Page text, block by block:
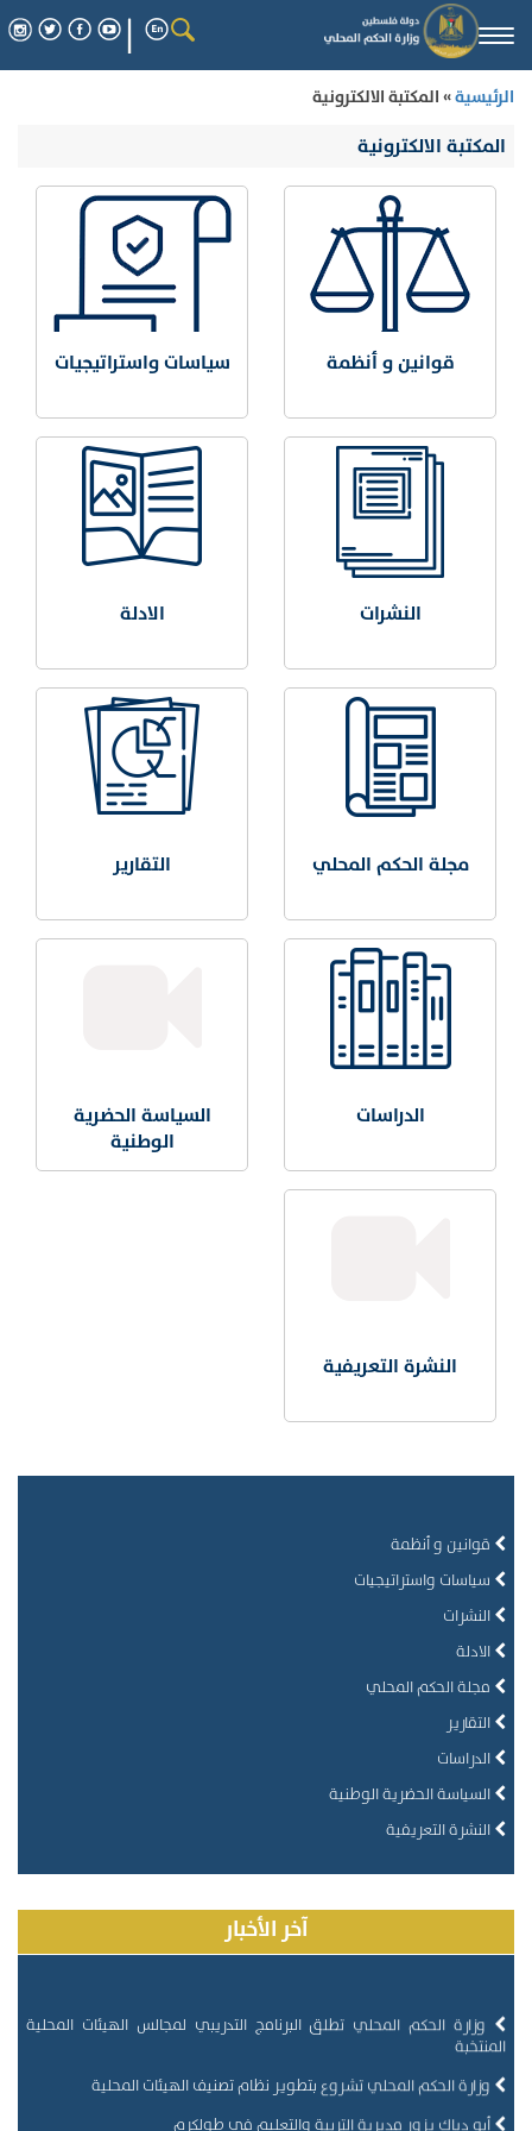
الرئيسية» المكتبة الالكترونية
المكتبة الالكترونية
قوانين و أنظمة سياسات واستراتيجيات
النشرات الادلة
مجلة الحكم المحلي التقارير
الدراسات
السياسة الحضرية
الوطنية
النشرة التعريفية
قوانين و أنظمة
سياسات واستراتيجيات
النشرات
الادلة
مجلة الحكم المحلي
التقارير
الدراسات
السياسة الحضرية الوطنية
النشرة التعريفية
آخر الأخبار
وزارة الحكم المحلي تطلق البرنامج التدريبي لمجالس الهيئات المحلية
المنتخبة
وزارة الحكم المحلي تشروع بتطوير نظام تصنيف الهيئات المحلية
أبو دياك يزور مديرية التربية والتعليم في طولكرم